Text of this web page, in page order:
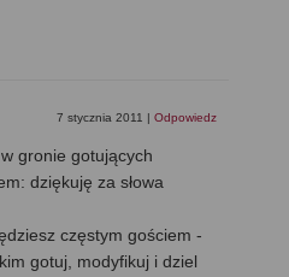
7 stycznia 2011 Odpowiedz
gronie gotujących
dziękuję za słowa
częstym gościem -
gotuj, modyfikuj i dziel